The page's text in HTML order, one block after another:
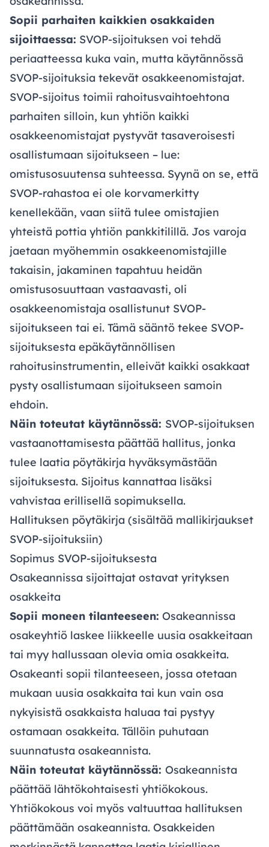
Sopii parhaiten kaikkien osakkaiden
sijoittaessa: SVOP-sijoituksen voi tehdä
periaatteessa kuka vain, mutta käytännössä
SVOP-sijoituksia tekevät osakkeenomistajat.
SVOP-sijoitus toimii rahoitusvaihtoehtona
parhaiten silloin, kun yhtiön kaikki
osakkeenomistajat pystyvät tasaveroisesti
osallistumaan sijoitukseen – lue:
omistusosuutensa suhteessa. Syynä on se, että
SVOP-rahastoa ei ole korvamerkitty
kenellekään, vaan siitä tulee omistajien
yhteistä pottia yhtiön pankkitilillä. Jos varoja
jaetaan myöhemmin osakkeenomistajille
takaisin, jakaminen tapahtuu heidän
omistusosuuttaan vastaavasti, oli
osakkeenomistaja osallistunut SVOP-
sijoitukseen tai ei. Tämä sääntö tekee SVOP-
sijoituksesta epäkäytännöllisen
rahoitusinstrumentin, elleivät kaikki osakkaat
pysty osallistumaan sijoitukseen samoin
ehdoin.
Näin toteutat käytännössä: SVOP-sijoituksen
vastaanottamisesta päättää hallitus, jonka
tulee laatia pöytäkirja hyväksymästään
sijoituksesta. Sijoitus kannattaa lisäksi
vahvistaa erillisellä sopimuksella.
Hallituksen pöytäkirja (sisältää mallikirjaukset
SVOP-sijoituksiin)
Sopimus SVOP-sijoituksesta
Osakeannissa sijoittajat ostavat yrityksen
osakkeita
Sopii moneen tilanteeseen: Osakeannissa
osakeyhtiö laskee liikkeelle uusia osakkeitaan
tai myy hallussaan olevia omia osakkeita.
Osakeanti sopii tilanteeseen, jossa otetaan
mukaan uusia osakkaita tai kun vain osa
nykyisistä osakkaista haluaa tai pystyy
ostamaan osakkeita. Tällöin puhutaan
suunnatusta osakeannista.
Näin toteutat käytännössä: Osakeannista
päättää lähtökohtaisesti yhtiökokous.
Yhtiökokous voi myös valtuuttaa hallituksen
päättämään osakeannista. Osakkeiden